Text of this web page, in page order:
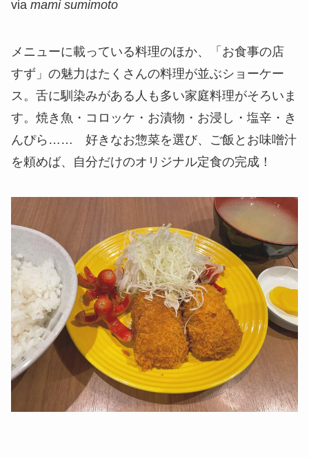
via mami sumimoto
メニューに載っている料理のほか、「お食事の店
すず」の魅力はたくさんの料理が並ぶショーケー
ス。舌に馴染みがある人も多い家庭料理がそろいま
す。焼き魚・コロッケ・お漬物・お浸し・塩辛・き
んぴら…… 好きなお惣菜を選び、ご飯とお味噌汁
を頼めば、自分だけのオリジナル定食の完成！